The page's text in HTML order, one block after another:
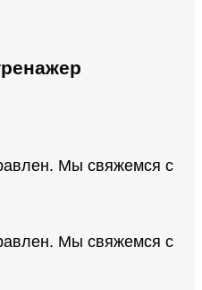
Мы свяжемся с
Мы свяжемся с